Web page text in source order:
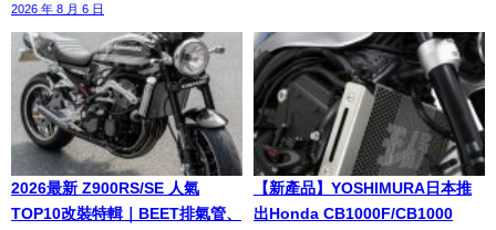
2026 年 8 月 6 日
2026最新 Z900RS/SE 人氣
TOP10改裝特輯｜BEET排氣管、
【新產品】YOSHIMURA日本推
出Honda CB1000F/CB1000